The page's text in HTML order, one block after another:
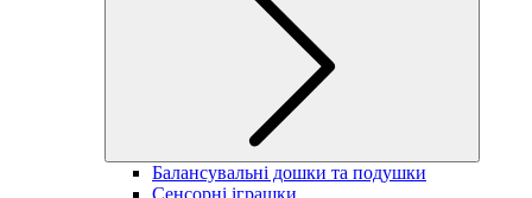
Балансувальні дошки та подушки
Сенсорні іграшки